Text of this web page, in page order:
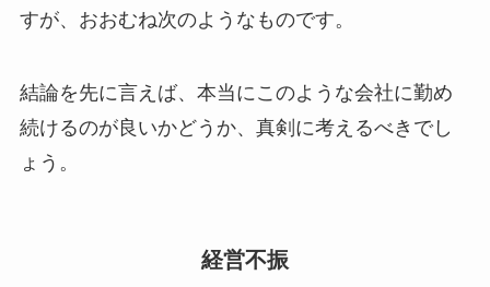
すが、おおむね次のようなものです。
結論を先に言えば、 本当にこのような会社に勤め
続けるのが良いかどうか、真剣に考えるべき でし
ょう。
経営不振